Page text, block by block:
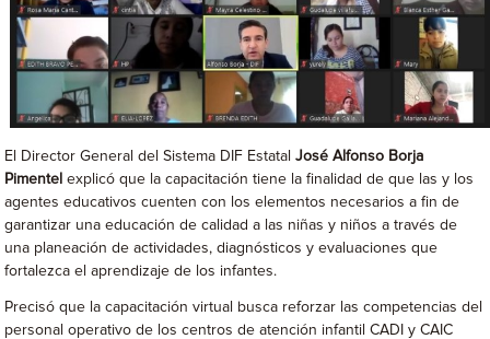
El Director General del Sistema DIF EstatalJosé Alfonso Borja
Pimentel explicó que la capacitación tiene la finalidad de que las y los
agentes educativos cuenten con los elementos necesarios a fin de
garantizar una educación de calidad a las niñas y niños a través de
una planeación de actividades, diagnósticos y evaluaciones que
fortalezca el aprendizaje de los infantes.
Precisó que la capacitación virtual busca reforzar las competencias del
personal operativo de los centros de atención infantil CADI y CAIC